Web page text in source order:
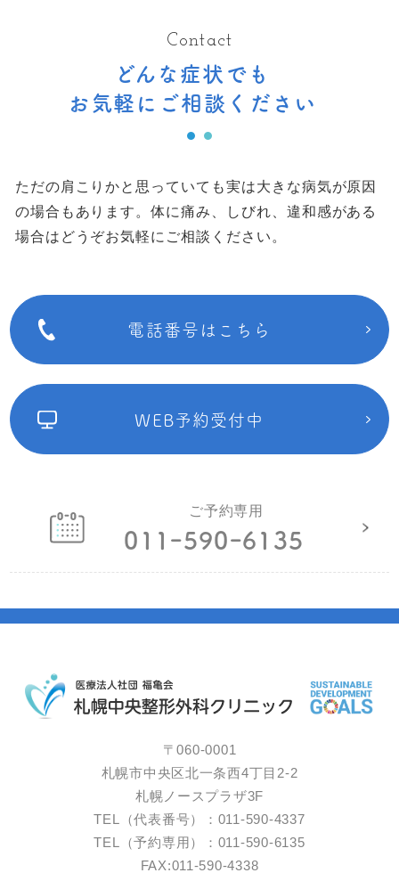
Contact
どんな症状でも
お気軽にご相談ください
ただの肩こりかと思っていても実は大きな病気が原因
の場合もあります。体に痛み、しびれ、違和感がある
場合はどうぞお気軽にご相談ください。
電話番号はこちら
WEB予約受付中
ご予約専用
011ｰ590ｰ6135
〒060-0001
札幌市中央区北一条西4丁目2-2
札幌ノースプラザ3F
TEL（代表番号）：011-590-4337
TEL（予約専用）：011-590-6135
FAX:011-590-4338